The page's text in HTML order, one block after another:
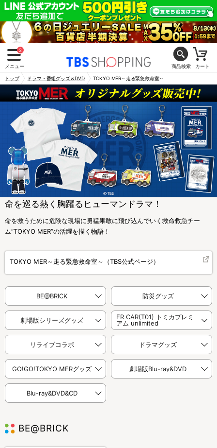
2
メニュー 商品検索 カート
トップ ドラマ・番組グッズ＆DVD TOKYO MER～走る緊急救命室～
命を巡る熱く胸躍るヒューマンドラマ！
命を救うために危険な現場に勇猛果敢に飛び込んでいく救命救急チー
ム“TOKYO MER”の活躍を描く物語！
TOKYO MER～走る緊急救命室～（TBS公式ページ）
BE@BRICK 防災グッズ
劇場版シリーズグッズ
ER CAR(T01) トミカプレミ
アム unlimited
リライブコラボ ドラマグッズ
GO!GO!TOKYO MERグッズ 劇場版Blu-ray&DVD
Blu-ray&DVD&CD
BE@BRICK